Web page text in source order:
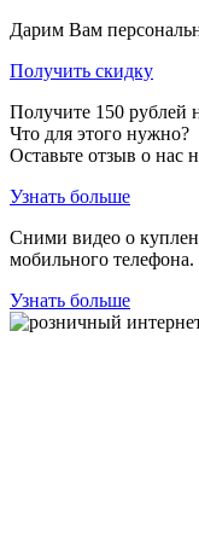
Дарим Вам
Получить скидку
Получите 150 рублей
Что для этого нужно?
Оставьте отзыв о нас
Узнать больше
Сними видео о
мобильного телефона.
Узнать больше